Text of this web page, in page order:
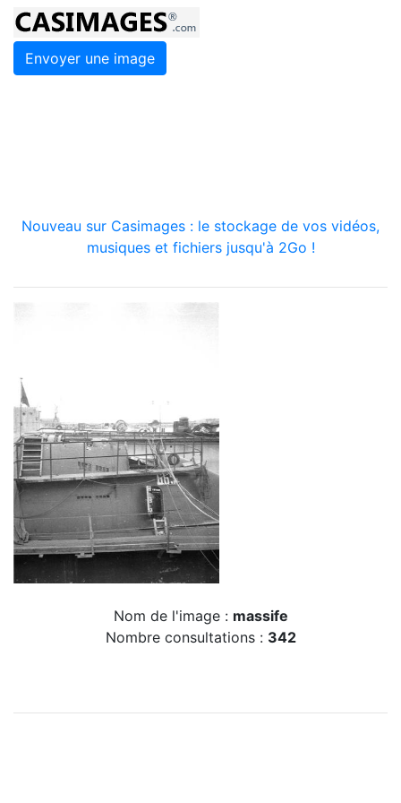
Envoyer une image
Nouveau sur Casimages : le stockage de vos vidéos,
musiques et fichiers jusqu'à 2Go !
Nom de l'image : massife
Nombre consultations : 342